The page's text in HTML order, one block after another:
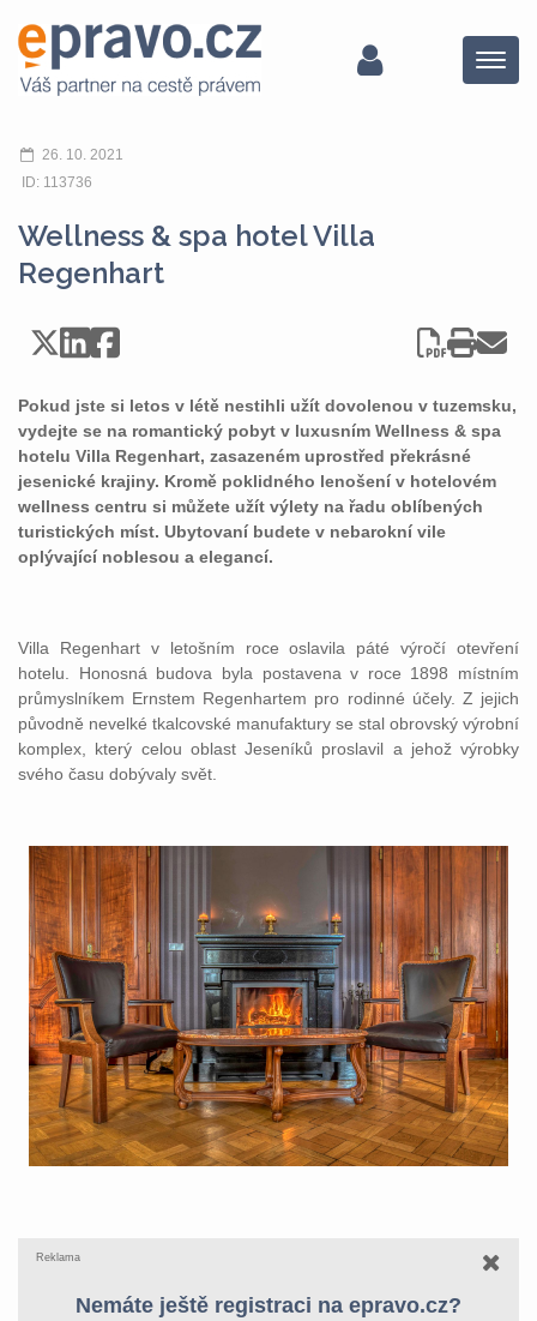
Menu
26. 10. 2021
ID: 113736
Wellness & spa hotel Villa
Regenhart
Pokud jste si letos v létě nestihli užít dovolenou v tuzemsku,
vydejte se na romantický pobyt v luxusním Wellness & spa
hotelu Villa Regenhart, zasazeném uprostřed překrásné
jesenické krajiny. Kromě poklidného lenošení v hotelovém
wellness centru si můžete užít výlety na řadu oblíbených
turistických míst. Ubytovaní budete v nebarokní vile
oplývající noblesou a elegancí.
Villa Regenhart v letošním roce oslavila páté výročí otevření
hotelu. Honosná budova byla postavena v roce 1898 místním
průmyslníkem Ernstem Regenhartem pro rodinné účely. Z jejich
původně nevelké tkalcovské manufaktury se stal obrovský výrobní
komplex, který celou oblast Jeseníků proslavil a jehož výrobky
svého času dobývaly svět.
Reklama
Nemáte ještě registraci na epravo.cz?